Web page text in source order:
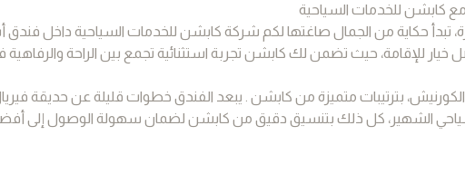
كابشن للخدمات السياحية
حكاية من الجمال صاغتها لكم شركة كابشن للخدمات السياحية داخل فندق
للإقامة، حيث تضمن لك كابشن تجربة استثنائية تجمع بين الراحة
السياحي الشهير، كل ذلك بتنسيق دقيق من كابشن لضمان سهولة الوصول إلى